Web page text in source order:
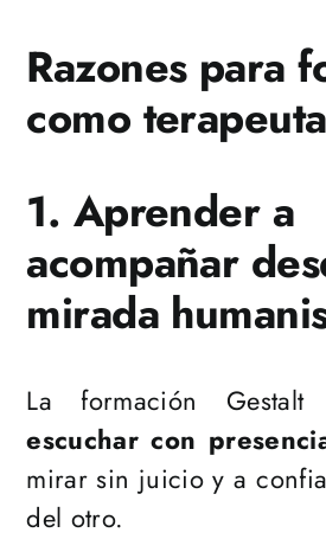
Razones para
como
1. Aprender a
acompañar
mirada
La formación
escuchar con
mirar sin juicio y a
del otro.